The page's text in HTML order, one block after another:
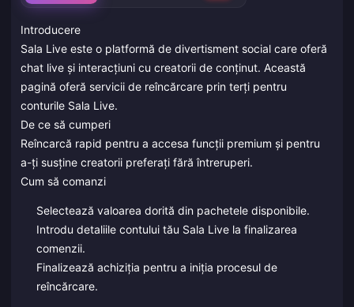
Introducere
Sala Live este o platformă de divertisment social care oferă
chat live și interacțiuni cu creatorii de conținut. Această
pagină oferă servicii de reîncărcare prin terți pentru
conturile Sala Live.
De ce să cumperi
Reîncarcă rapid pentru a accesa funcții premium și pentru
a-ți susține creatorii preferați fără întreruperi.
Cum să comanzi
Selectează valoarea dorită din pachetele disponibile.
Introdu detaliile contului tău Sala Live la finalizarea
comenzii.
Finalizează achiziția pentru a iniția procesul de
reîncărcare.